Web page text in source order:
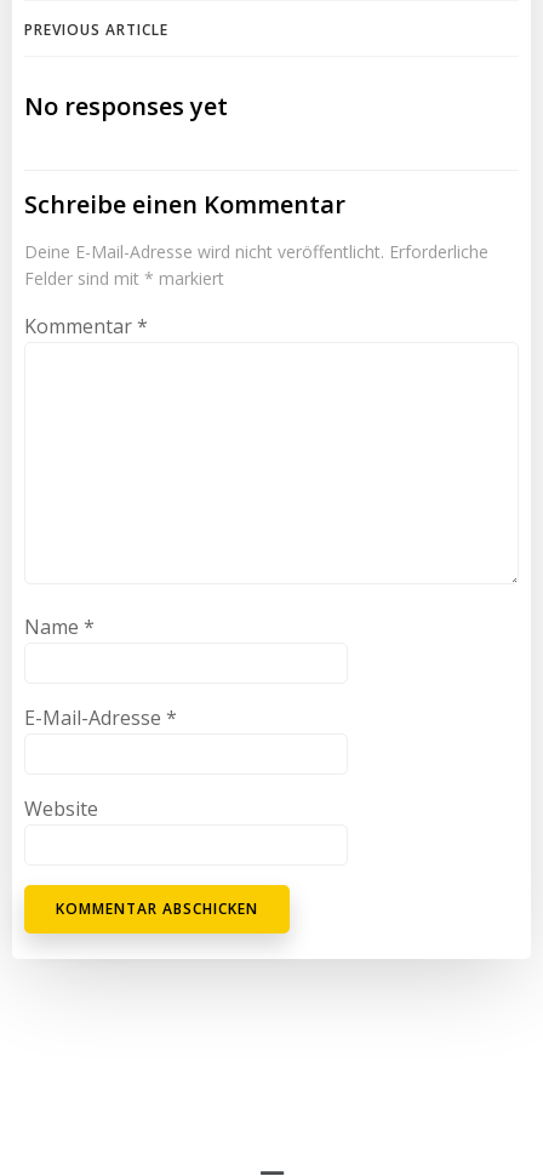
PREVIOUS ARTICLE
No responses yet
Schreibe einen Kommentar
Deine E-Mail-Adresse wird nicht veröffentlicht. Erforderliche
Felder sind mit * markiert
Kommentar*
Name *
E-Mail-Adresse *
Website